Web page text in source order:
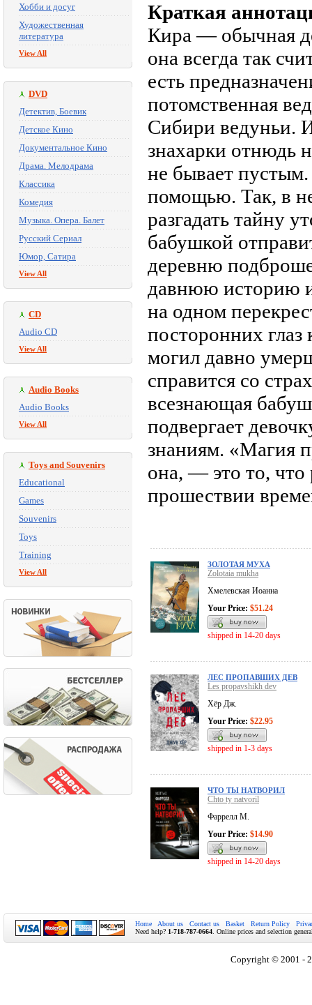
Хобби и досуг
Художественная
литература
View All
DVD
Детектив, Боевик
Детское Кино
Документальное Кино
Драма. Мелодрама
Классика
Комедия
Музыка. Опера. Балет
Русский Сериал
Юмор, Сатира
View All
CD
Audio CD
View All
Audio Books
Audio Books
View All
Toys and Souvenirs
Educational
Games
Souvenirs
Toys
Training
View All
Краткая
Кира — обычная
она всегда так
есть
потомственная
Сибири ведуньи.
знахарки отнюдь
не бывает
помощью. Так, в
разгадать тайну
бабушкой
деревню
давнюю историю
на одном
посторонних
могил давно
справится со
всезнающая
подвергает
знаниям. «Магия
она, — это то, что
прошествии
ЗОЛОТАЯ МУХА
Zolotaia mukha
Хмелевская Иоанна
Your Price: $51.24
shipped in 14-20 days
ЛЕС ПРОПАВШИХ ДЕВ
Les propavshikh dev
Хёр Дж.
Your Price: $22.95
shipped in 1-3 days
ЧТО ТЫ НАТВОРИЛ
Chto ty natvoril
Фаррелл М.
Your Price: $14.90
shipped in 14-20 days
Home About us Contact us Basket Return Policy
Need help? 1-718-787-0664 . Online prices and selection
Copyright © 2001 -